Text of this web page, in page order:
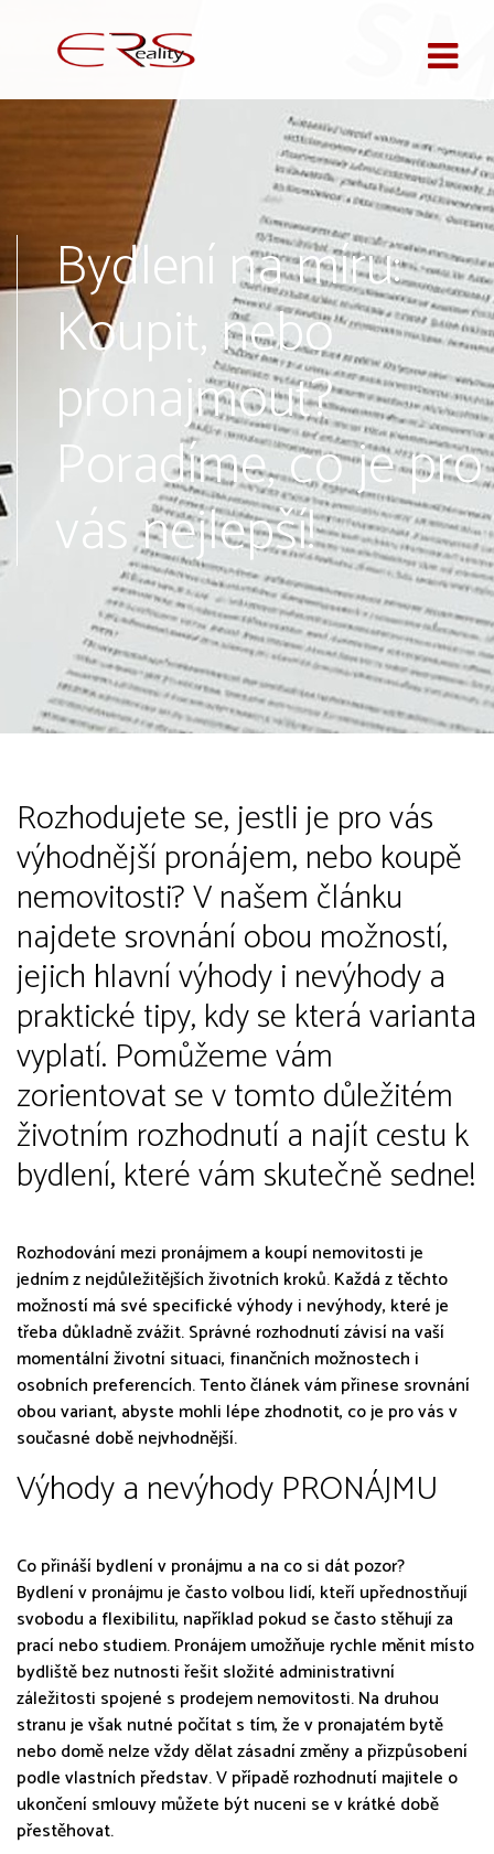
Bydlení na míru:
Koupit, nebo
pronajmout?
Poradíme, co je pro
vás nejlepší!
Rozhodujete se, jestli je pro vás
výhodnější pronájem, nebo koupě
nemovitosti? V našem článku
najdete srovnání obou možností,
jejich hlavní výhody i nevýhody a
praktické tipy, kdy se která varianta
vyplatí. Pomůžeme vám
zorientovat se v tomto důležitém
životním rozhodnutí a najít cestu k
bydlení, které vám skutečně sedne!
Rozhodování mezi pronájmem a koupí nemovitosti je
jedním z nejdůležitějších životních kroků. Každá z těchto
možností má své specifické výhody i nevýhody, které je
třeba důkladně zvážit. Správné rozhodnutí závisí na vaší
momentální životní situaci, finančních možnostech i
osobních preferencích. Tento článek vám přinese srovnání
obou variant, abyste mohli lépe zhodnotit, co je pro vás v
současné době nejvhodnější.
Výhody a nevýhody PRONÁJMU
Co přináší bydlení v pronájmu a na co si dát pozor?
Bydlení v pronájmu je často volbou lidí, kteří upřednostňují
svobodu a flexibilitu, například pokud se často stěhují za
prací nebo studiem. Pronájem umožňuje rychle měnit místo
bydliště bez nutnosti řešit složité administrativní
záležitosti spojené s prodejem nemovitosti. Na druhou
stranu je však nutné počítat s tím, že v pronajatém bytě
nebo domě nelze vždy dělat zásadní změny a přizpůsobení
podle vlastních představ. V případě rozhodnutí majitele o
ukončení smlouvy můžete být nuceni se v krátké době
přestěhovat.